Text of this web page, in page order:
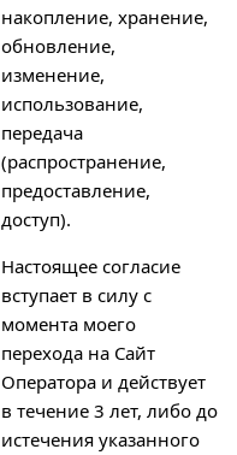
накопление, хранение,
обновление,
изменение,
использование,
передача
(распространение,
предоставление,
доступ).
Настоящее согласие
вступает в силу с
момента моего
перехода на Сайт
Оператора и действует
в течение 3 лет, либо до
истечения указанного